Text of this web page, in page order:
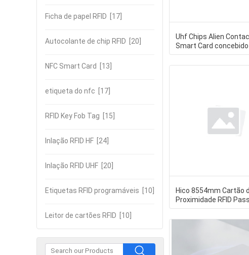
Ficha de papel RFID [17]
Autocolante de chip RFID [20]
NFC Smart Card [13]
etiqueta do nfc [17]
RFID Key Fob Tag [15]
Inlação RFID HF [24]
Inlação RFID UHF [20]
Etiquetas RFID programáveis [10]
Leitor de cartões RFID [10]
Uhf Chips Alien
Smart Card
modo de transmissão
Hico 8554mm Cartão
Proximidade RFID
Alimentado por Leitor
Cartão